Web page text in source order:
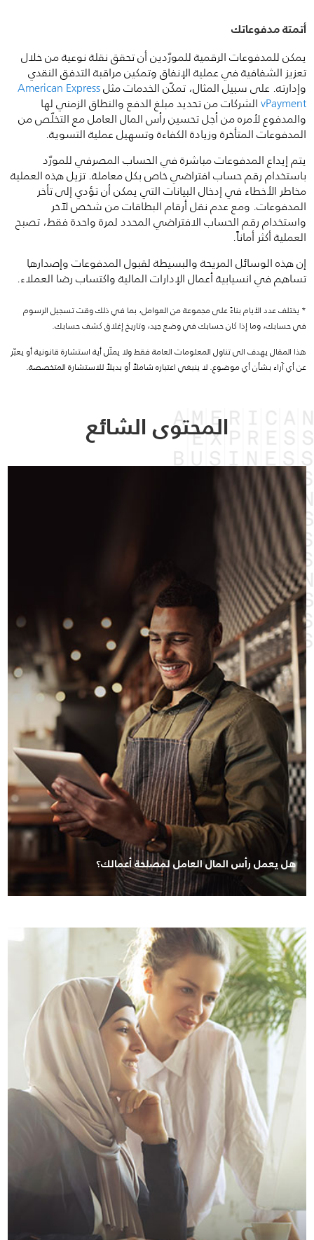
أتمتة مدفوعاتك
يمكن للمدفوعات الرقمية للمورّدين أن تحقق نقلة نوعية من خلال
تعزيز الشفافية في عملية الإنفاق وتمكين مراقبة التدفق النقدي
وإدارته. على سبيل المثال، تمكّن الخدمات مثلAmerican Express
vPayment الشركات من تحديد مبلغ الدفع والنطاق الزمني لها
والمدفوع لأمره من أجل تحسين رأس المال العامل مع التخلّص من
المدفوعات المتأخرة وزيادة الكفاءة وتسهيل عملية التسوية.
يتم إيداع المدفوعات مباشرة في الحساب المصرفي للمورّد
باستخدام رقم حساب افتراضي خاص بكل معاملة. تزيل هذه العملية
مخاطر الأخطاء في إدخال البيانات التي يمكن أن تؤدي إلى تأخر
المدفوعات. ومع عدم نقل أرقام البطاقات من شخص لآخر
واستخدام رقم الحساب الافتراضي المحدد لمرة واحدة فقط، تصبح
العملية أكثر أماناً.
إن هذه الوسائل المريحة والبسيطة لقبول المدفوعات وإصدارها
تساهم في انسيابية أعمال الإدارات المالية واكتساب رضا العملاء.
* يختلف عدد الأيام بناءً على مجموعة من العوامل، بما في ذلك وقت تسجيل الرسوم
في حسابك، وما إذا كان حسابك في وضع جيد، وتاريخ إغلاق كشف حسابك.
هذا المقال يهدف الى تناول المعلومات العامة فقط ولا يمثّل أية استشارة قانونية أو يعبّر
عن أي آراء بشأن أي موضوع. لا ينبغي اعتباره شاملاً أو بديلاً للاستشارة المتخصصة.
المحتوى الشائع
هل يعمل رأس المال العامل لمصلحة أعمالك؟